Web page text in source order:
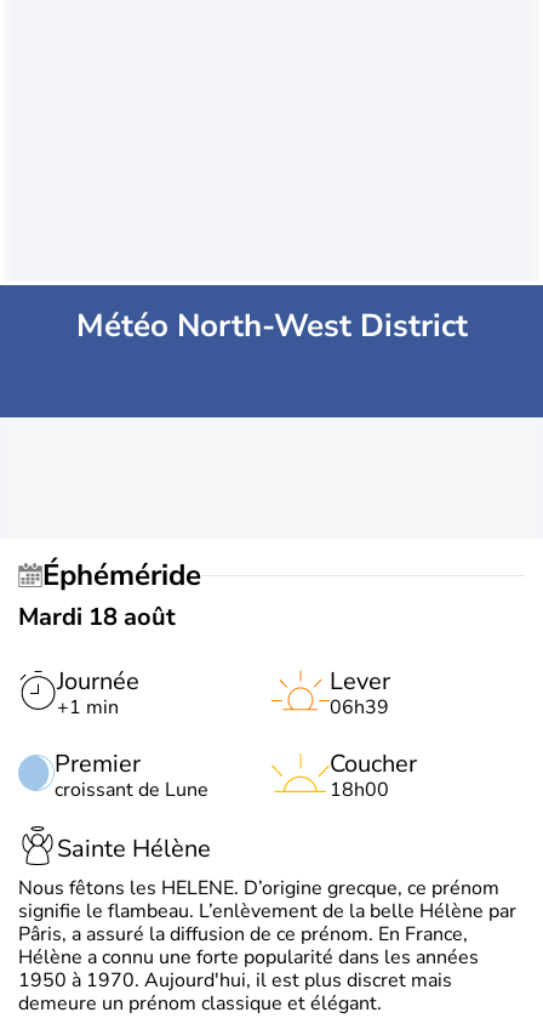
Météo North-West District
Éphéméride
Mardi 18 août
Journée
+1 min
Premier
croissant de Lune
Lever
06h39
Coucher
18h00
Sainte Hélène
Nous fêtons les HELENE. D’origine grecque, ce prénom
signifie le flambeau. L’enlèvement de la belle Hélène par
Pâris, a assuré la diffusion de ce prénom. En France,
Hélène a connu une forte popularité dans les années
1950 à 1970. Aujourd'hui, il est plus discret mais
demeure un prénom classique et élégant.